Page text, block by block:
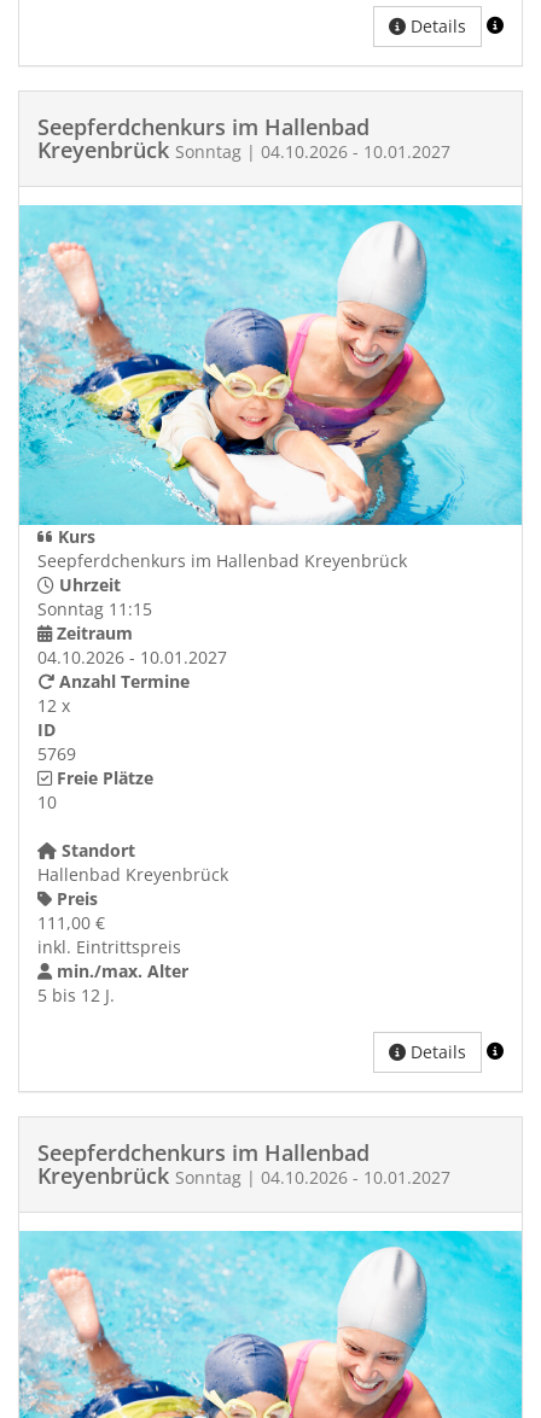
Details
Seepferdchenkurs im Hallenbad
Kreyenbrück Sonntag | 04.10.2026 - 10.01.2027
Kurs
Seepferdchenkurs im Hallenbad Kreyenbrück
Uhrzeit
Sonntag 11:15
Zeitraum
04.10.2026 - 10.01.2027
Anzahl Termine
12 x
ID
5769
Freie Plätze
10
Standort
Hallenbad Kreyenbrück
Preis
111,00 €
inkl. Eintrittspreis
min./max. Alter
5 bis 12 J.
Details
Seepferdchenkurs im Hallenbad
Kreyenbrück Sonntag | 04.10.2026 - 10.01.2027